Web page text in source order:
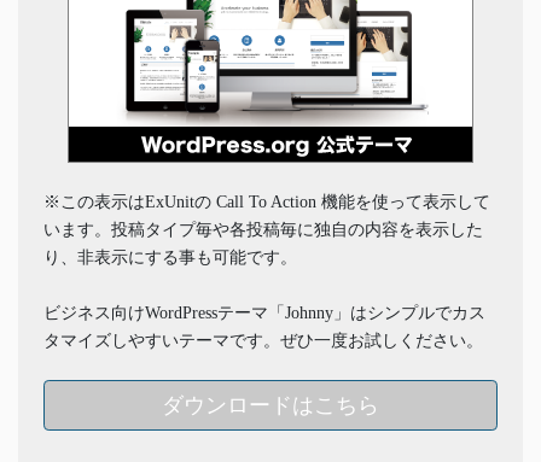
※この表示はExUnitの Call To Action 機能を使って表示して
います。投稿タイプ毎や各投稿毎に独自の内容を表示した
り、非表示にする事も可能です。
ビジネス向けWordPressテーマ「Johnny」はシンプルでカス
タマイズしやすいテーマです。ぜひ一度お試しください。
ダウンロードはこちら